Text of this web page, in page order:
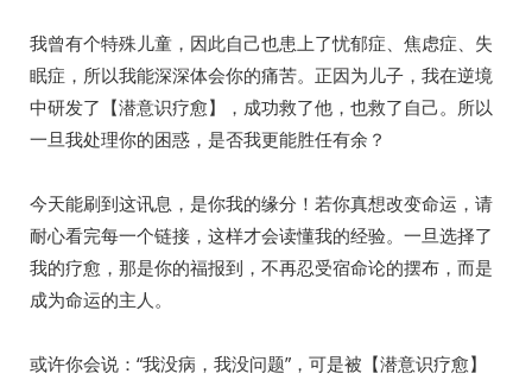
我曾有个特殊儿童，因此自己也患上了忧郁症、焦虑症、失
眠症，所以我能深深体会你的痛苦。正因为儿子，我在逆境
中研发了【潜意识疗愈】，成功救了他，也救了自己。所以
一旦我处理你的困惑，是否我更能胜任有余？
今天能刷到这讯息，是你我的缘分！若你真想改变命运，请
耐心看完每一个链接，这样才会读懂我的经验。一旦选择了
我的疗愈，那是你的福报到，不再忍受宿命论的摆布，而是
成为命运的主人。
或许你会说：“我没病，我没问题”，可是被【潜意识疗愈】